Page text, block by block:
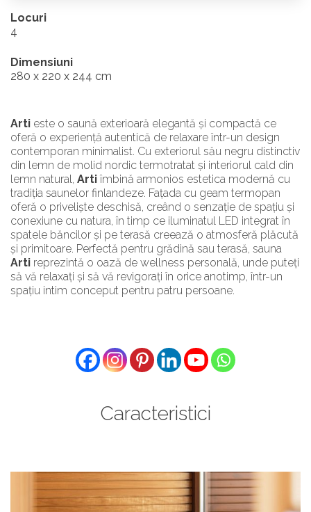
Locuri
4
Dimensiuni
280 x 220 x 244 cm
Arti este o saună exterioară elegantă și compactă ce
oferă o experiență autentică de relaxare într-un design
contemporan minimalist. Cu exteriorul său negru distinctiv
din lemn de molid nordic termotratat și interiorul cald din
lemn natural, Arti îmbină armonios estetica modernă cu
tradiția saunelor finlandeze. Fațada cu geam termopan
oferă o priveliște deschisă, creând o senzație de spațiu și
conexiune cu natura, în timp ce iluminatul LED integrat în
spatele băncilor și pe terasă creează o atmosferă plăcută
și primitoare. Perfectă pentru grădină sau terasă, sauna
Arti reprezintă o oază de wellness personală, unde puteți
să vă relaxați și să vă revigorați în orice anotimp, într-un
spațiu intim conceput pentru patru persoane.
Caracteristici